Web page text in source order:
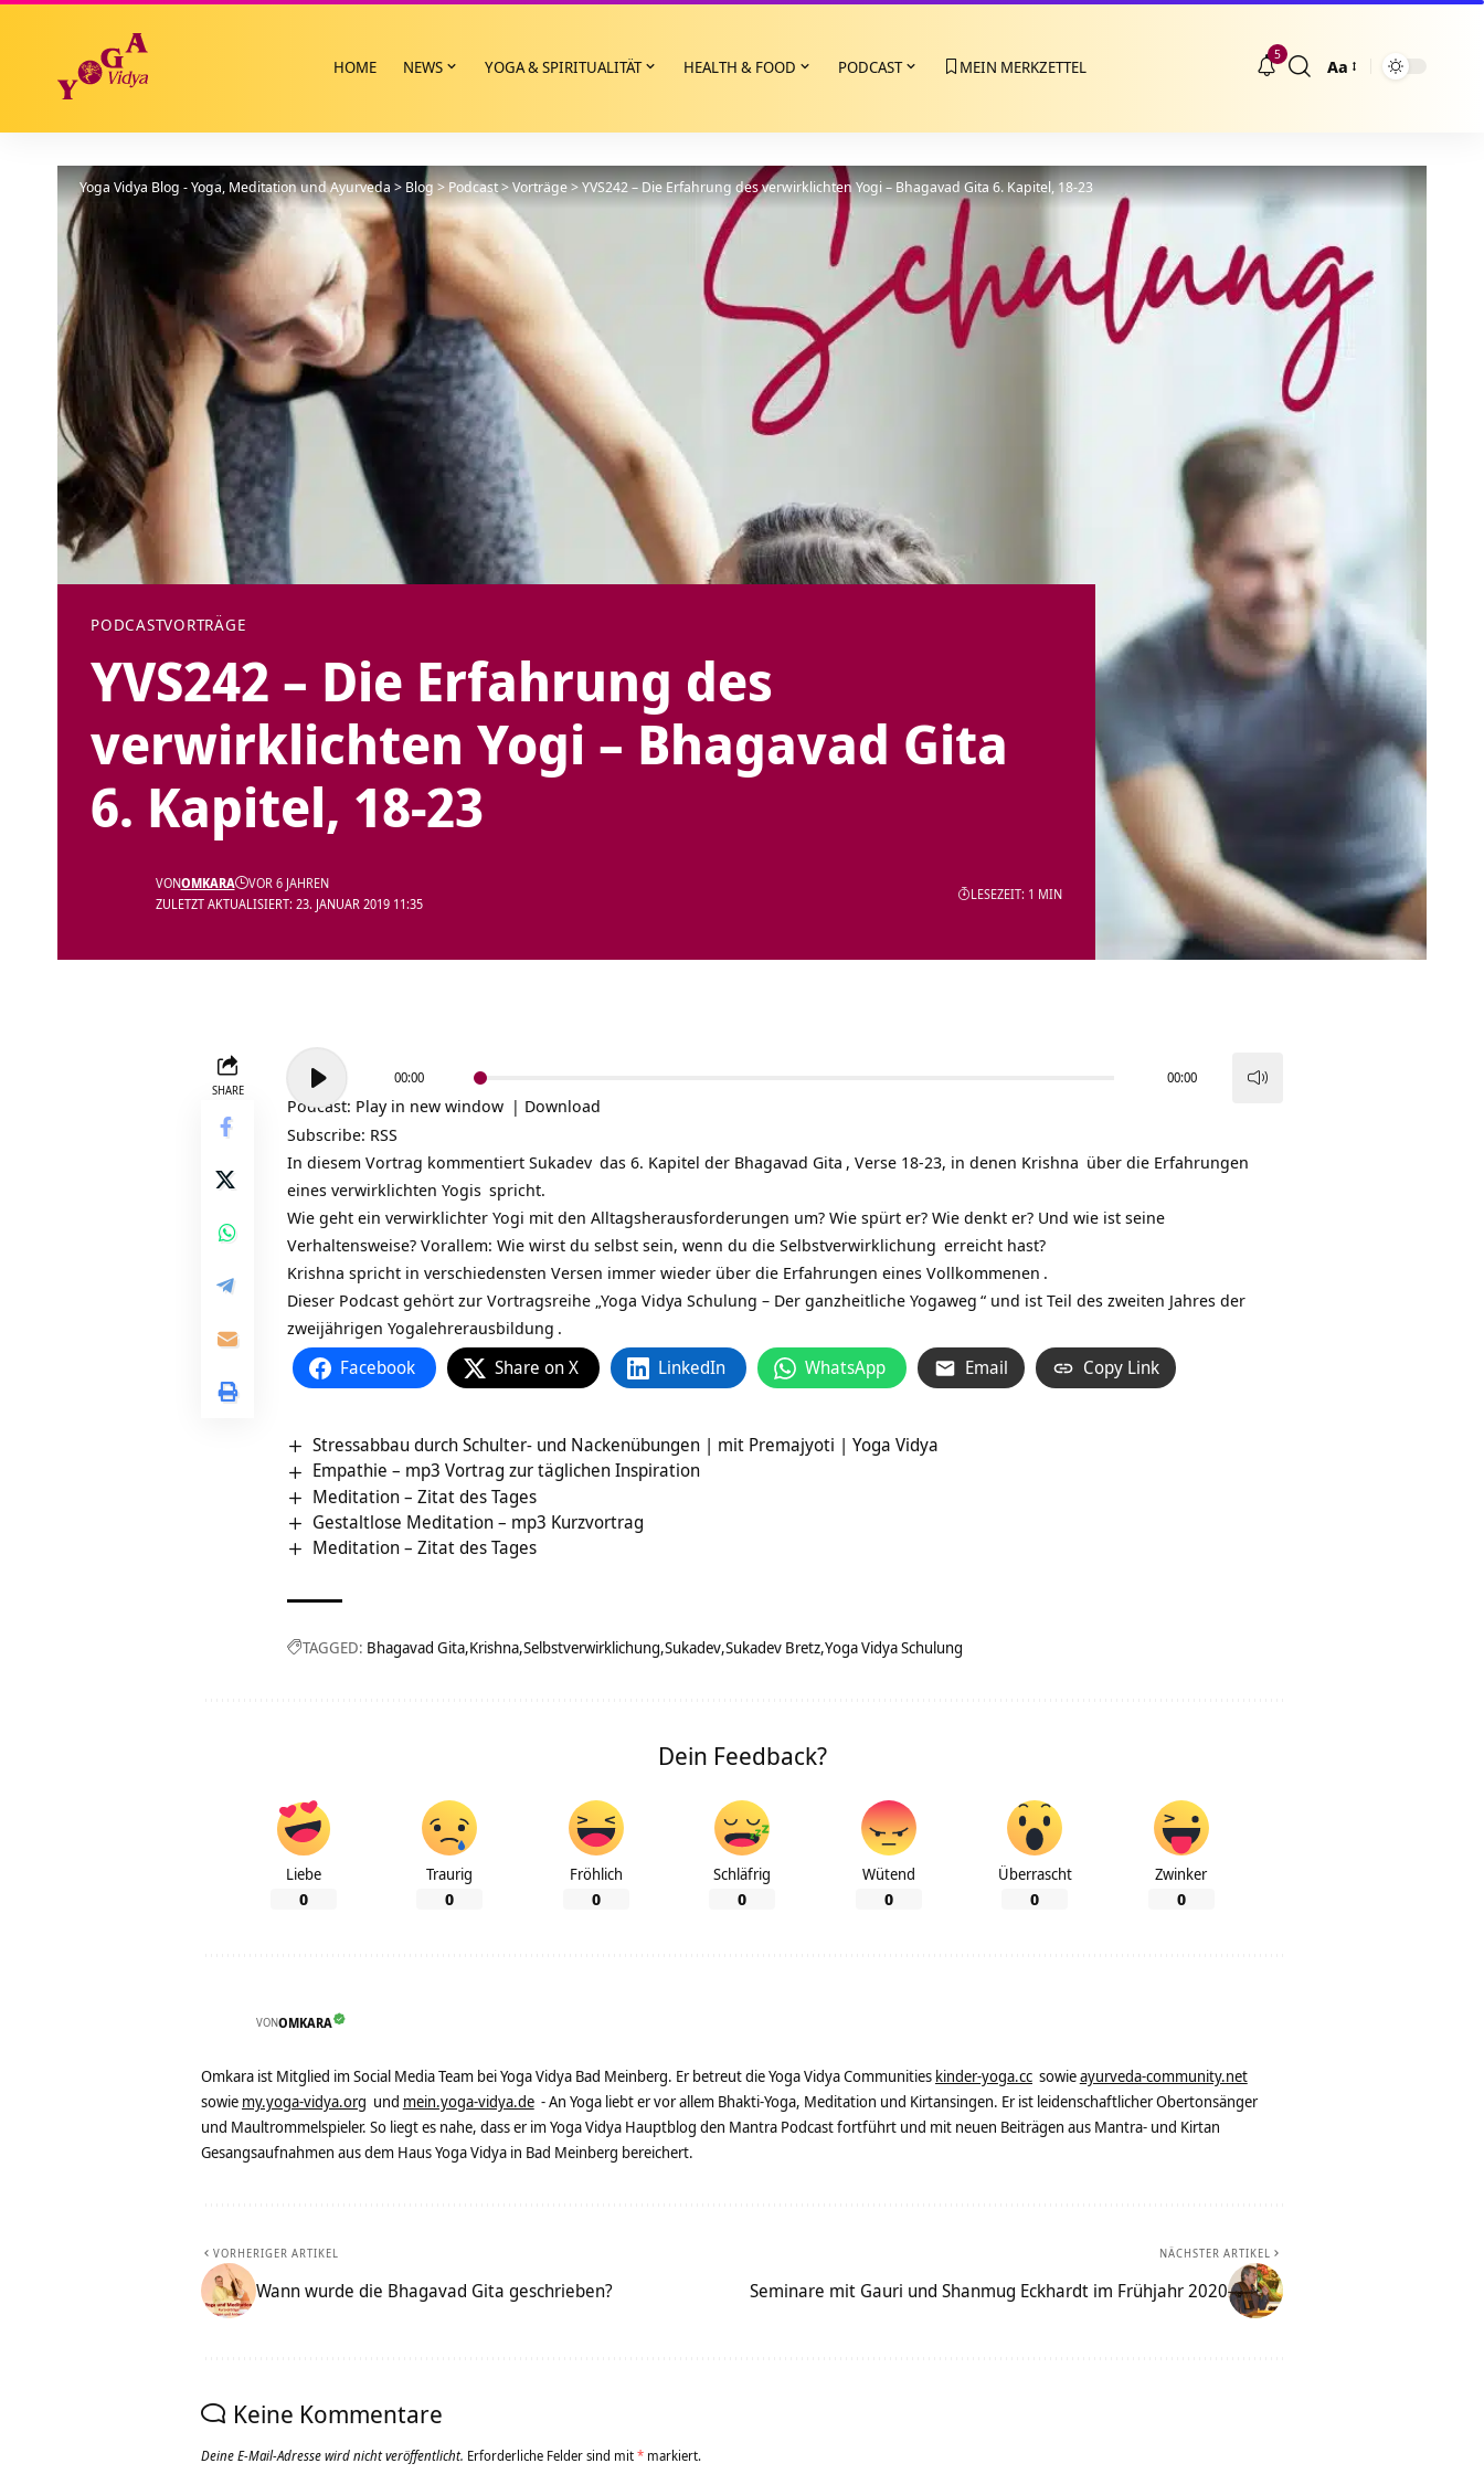
HOME NEWS YOGA & SPIRITUALITÄT HEALTH & FOOD PODCAST MEIN MERKZETTEL
5
Größenänderung
Aa
Yoga Vidya Blog - Yoga, Meditation und Ayurveda > Blog>Podcast>Vorträge>YVS242 – Die Erfahrung des verwirklichten Yogi – Bhagavad Gita 6. Kapitel, 18-23
PODCASTVORTRÄGE
YVS242 – Die Erfahrung des
verwirklichten Yogi – Bhagavad Gita
6. Kapitel, 18-23
ZULETZT AKTUALISIERT: 23. JANUAR 2019 11:35
VONOMKARA VOR 6 JAHREN
LESEZEIT: 1 MIN
SHARE
Audio-
Player
00:00 00:00
Podcast: Play in new window | Download
Subscribe: RSS
In diesem Vortrag kommentiert Sukadev das 6. Kapitel der Bhagavad Gita , Verse 18-23, in denen Krishna über die Erfahrungen
eines verwirklichten Yogis spricht.
Wie geht ein verwirklichter Yogi mit den Alltagsherausforderungen um? Wie spürt er? Wie denkt er? Und wie ist seine
Verhaltensweise? Vorallem: Wie wirst du selbst sein, wenn du die Selbstverwirklichung erreicht hast?
Krishna spricht in verschiedensten Versen immer wieder über die Erfahrungen eines Vollkommenen .
Dieser Podcast gehört zur Vortragsreihe „Yoga Vidya Schulung – Der ganzheitliche Yogaweg “ und ist Teil des zweiten Jahres der
zweijährigen Yogalehrerausbildung .
Facebook Share on X LinkedIn WhatsApp Email Copy Link
Stressabbau durch Schulter- und Nackenübungen | mit Premajyoti | Yoga Vidya
Empathie – mp3 Vortrag zur täglichen Inspiration
Meditation – Zitat des Tages
Gestaltlose Meditation – mp3 Kurzvortrag
Meditation – Zitat des Tages
TAGGED: Bhagavad Gita Krishna Selbstverwirklichung Sukadev Sukadev Bretz Yoga Vidya Schulung
Dein Feedback?
Liebe
0
Traurig
0
Fröhlich
0
Schläfrig
0
Wütend
0
Überrascht
0
Zwinker
0
VONOMKARA
Omkara ist Mitglied im Social Media Team bei Yoga Vidya Bad Meinberg. Er betreut die Yoga Vidya Communities kinder-yoga.cc sowieayurveda-community.net
sowie my.yoga-vidya.org und mein.yoga-vidya.de - An Yoga liebt er vor allem Bhakti-Yoga, Meditation und Kirtansingen. Er ist leidenschaftlicher Obertonsänger
und Maultrommelspieler. So liegt es nahe, dass er im Yoga Vidya Hauptblog den Mantra Podcast fortführt und mit neuen Beiträgen aus Mantra- und Kirtan
Gesangsaufnahmen aus dem Haus Yoga Vidya in Bad Meinberg bereichert.
VORHERIGER ARTIKEL
Wann wurde die Bhagavad Gita geschrieben?
NÄCHSTER ARTIKEL
Seminare mit Gauri und Shanmug Eckhardt im Frühjahr 2020
Keine Kommentare
Deine E-Mail-Adresse wird nicht veröffentlicht. Erforderliche Felder sind mit* markiert.